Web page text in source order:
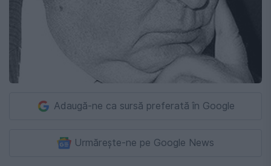
Adaugă-ne ca sursă preferată în Google
Urmărește-ne pe Google News